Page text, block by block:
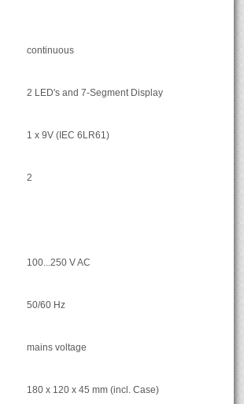
continuous
2 LED's and 7-Segment Display
1 x 9V (IEC 6LR61)
2
100...250 V AC
50/60 Hz
mains voltage
180 x 120 x 45 mm (incl. Case)